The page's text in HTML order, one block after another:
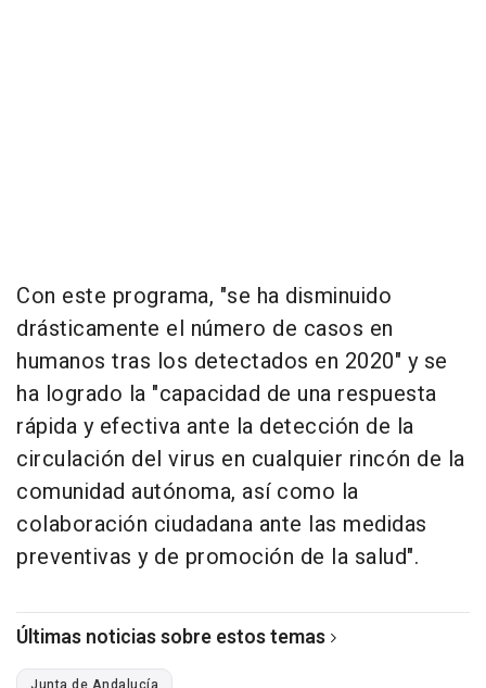
Con este programa, "se ha disminuido
drásticamente el número de casos en
humanos tras los detectados en 2020" y se
ha logrado la "capacidad de una respuesta
rápida y efectiva ante la detección de la
circulación del virus en cualquier rincón de la
comunidad autónoma, así como la
colaboración ciudadana ante las medidas
preventivas y de promoción de la salud".
Últimas noticias sobre estos temas